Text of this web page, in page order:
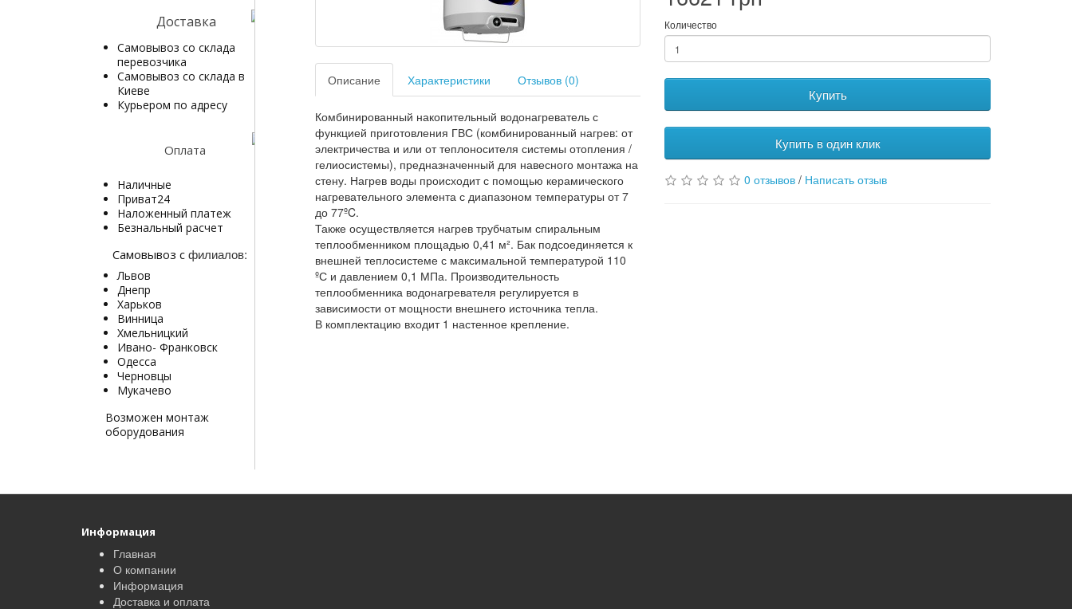
Доставка
Самовывоз со склада
перевозчика
Самовывоз со склада в
Киеве
Курьером по адресу
Оплата
Наличные
Приват24
Наложенный платеж
Безнальный расчет
Самовывоз с филиалов:
Львов
Днепр
Харьков
Винница
Хмельницкий
Ивано- Франковск
Одесса
Черновцы
Мукачево
Возможен монтаж
оборудования
Описание Характеристики Отзывов (0)
Комбинированный накопительный водонагреватель с
функцией приготовления ГВС (комбинированный нагрев: от
электричества и или от теплоносителя системы отопления /
гелиосистемы), предназначенный для навесного монтажа на
стену. Нагрев воды происходит с помощью керамического
нагревательного элемента с диапазоном температуры от 7
до 77ºC.
Также осуществляется нагрев трубчатым спиральным
теплообменником площадью 0,41 м². Бак подсоединяется к
внешней теплосистеме с максимальной температурой 110
ºС и давлением 0,1 МПа. Производительность
теплообменника водонагревателя регулируется в
зависимости от мощности внешнего источника тепла.
В комплектацию входит 1 настенное крепление.
Количество
Купить
Купить в один клик
0 отзывов / Написать отзыв
Информация
Главная
О компании
Информация
Доставка и оплата